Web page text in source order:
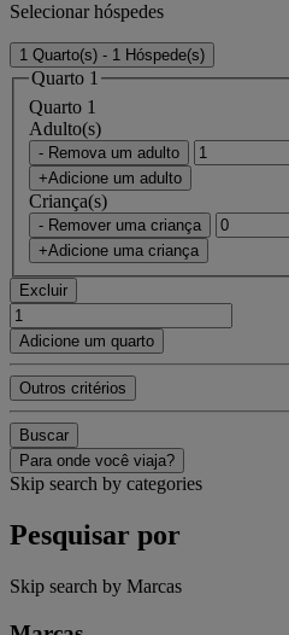
Selecionar hóspedes
1 Quarto(s) - 1 Hóspede(s)
Quarto 1
Quarto 1
Adulto(s)
- Remova um adulto
+Adicione um adulto
Criança(s)
- Remover uma criança
+Adicione uma criança
Excluir
Adicione um quarto
Outros critérios
Buscar
Para onde você viaja?
Skip search by categories
Pesquisar por
Skip search by Marcas